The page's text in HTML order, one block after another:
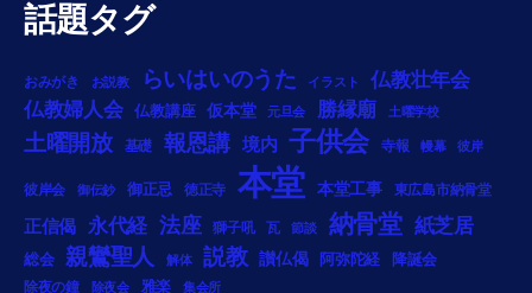
話題タグ
おみがき お説教 らいはいのうた イラスト
仏教壮年会
仏教婦人会
仏教講座 仮本堂 元旦会 勝縁廟 土曜学校
土曜開放 基礎 報恩講 境内 子供会 寺報 幔幕 彼岸
彼岸会 御伝鈔 御正忌 徳正寺 本堂 本堂工事 東広島市納骨堂
正信偈 永代経 法座 獅子吼 瓦 節談 納骨堂 紙芝居
総会 親鸞聖人 解体 説教 讃仏偈 阿弥陀経 降誕会
除夜の鐘 除夜会 雅楽 集会所